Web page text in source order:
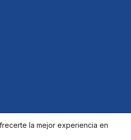
la mejor experiencia en